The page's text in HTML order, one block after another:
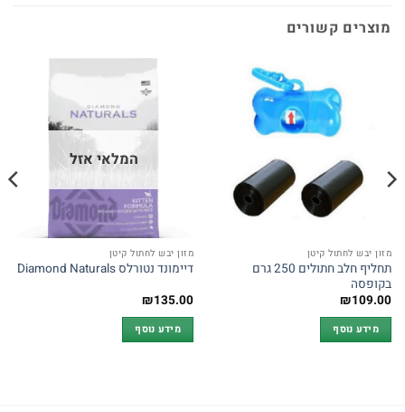
מוצרים קשורים
מזון יבש לחתול קיטן
תחליף חלב חתולים 250 גרם
בקופסה
₪109.00
מידע נוסף
המלאי אזל
מזון יבש לחתול קיטן
דיימונד נטורלס Diamond Naturals
₪135.00
מידע נוסף